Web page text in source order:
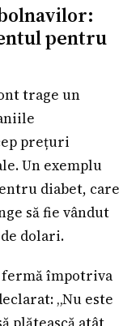
pentru
trage un
prețuri
Un exemplu
diabet, care
să fie vândut
dolari.
fermă împotriva
„Nu este